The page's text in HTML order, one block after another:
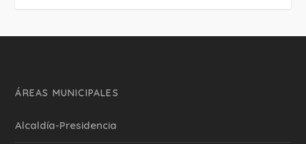
ÁREAS MUNICIPALES
Alcaldía-Presidencia